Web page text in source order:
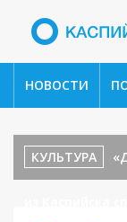
НОВОСТИ
КУЛЬТУРА